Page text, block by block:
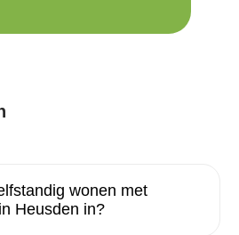
wonen met
Heusden in?